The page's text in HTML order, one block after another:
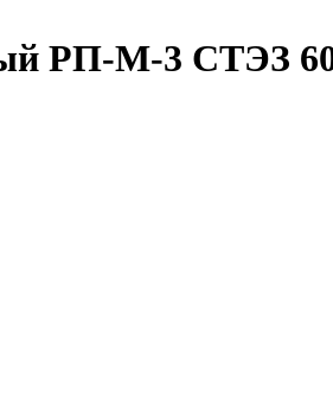
РП-М-3 СТЭЗ